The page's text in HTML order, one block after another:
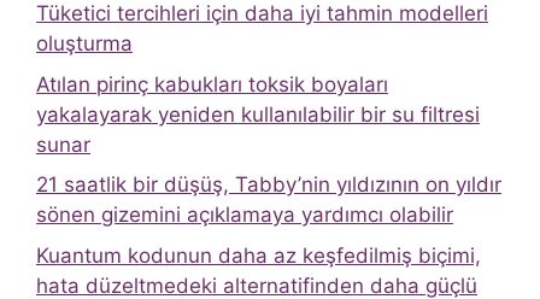
Tüketici tercihleri ​​için daha iyi tahmin modelleri
oluşturma
Atılan pirinç kabukları toksik boyaları
yakalayarak yeniden kullanılabilir bir su filtresi
sunar
21 saatlik bir düşüş, Tabby’nin yıldızının on yıldır
sönen gizemini açıklamaya yardımcı olabilir
Kuantum kodunun daha az keşfedilmiş biçimi,
hata düzeltmedeki alternatifinden daha güçlü